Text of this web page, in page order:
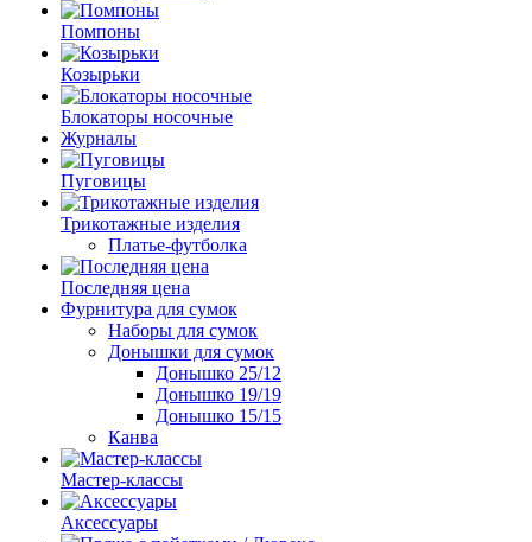
Помпоны
Козырьки
Блокаторы носочные
Журналы
Пуговицы
Трикотажные изделия
Платье-футболка
Последняя цена
Фурнитура для сумок
Наборы для сумок
Донышки для сумок
Донышко 25/12
Донышко 19/19
Донышко 15/15
Канва
Мастер-классы
Аксессуары